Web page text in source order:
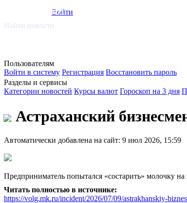
smi.mobi
Войти
Найти новости
Пользователям
Войти в систему Регистрация Восстановить пароль
Разделы и сервисы
Категории новостей Курсы валют Гороскоп на 3 дня
Астраханский
Автоматически добавлена на сайт: 9 июл 2026, 15:59
Предприниматель попытался «состарить» молочку
Читать полностью в источнике:
https://volg.mk.ru/incident/2026/07/09/astrakhanskiy-